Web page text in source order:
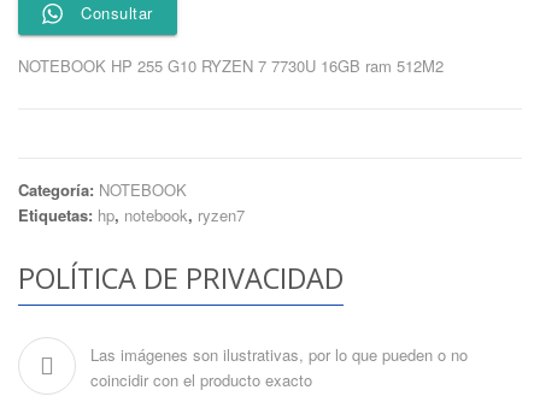
Consultar
NOTEBOOK HP 255 G10 RYZEN 7 7730U 16GB ram 512M2
Categoría: NOTEBOOK
Etiquetas: hp, notebook, ryzen7
POLÍTICA DE PRIVACIDAD
Las imágenes son ilustrativas, por lo que pueden o no
coincidir con el producto exacto